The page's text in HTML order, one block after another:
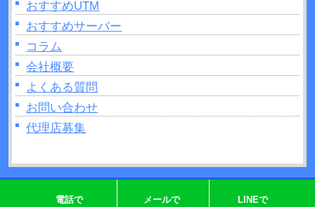
電話で メールで LINEで
おすすめUTM
おすすめサーバー
コラム
会社概要
よくある質問
お問い合わせ
代理店募集